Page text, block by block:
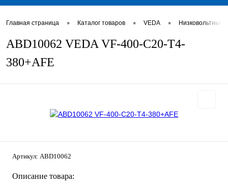
Главная страница • Каталог товаров • VEDA •
ABD10062 VEDA VF-400-C20-T4-
380+AFE
Артикул: ABD10062
Описание товара: